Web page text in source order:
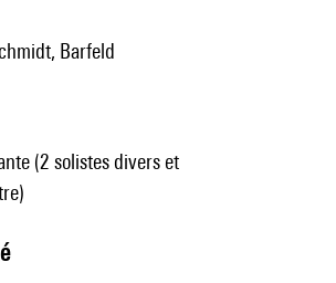
Barfeld
(2 solistes divers et